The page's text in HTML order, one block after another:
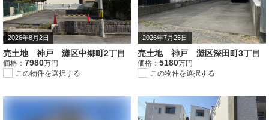
2026年8月2日
売土地 神戸 灘区中郷町2丁目
価格： 7980万円
この物件を選択する
2026年7月25日
売土地 神戸 灘区深田町3丁目
価格： 5180万円
この物件を選択する